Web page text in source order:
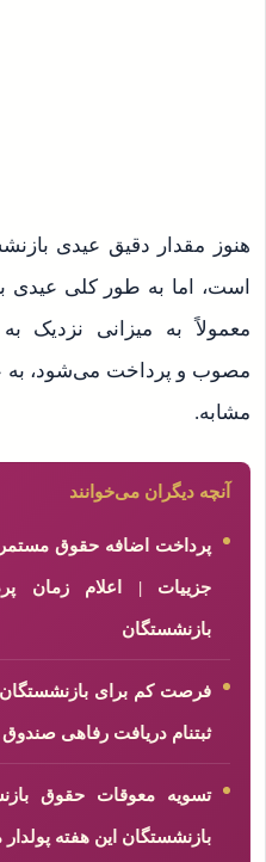
هنوز مقدار دقیق عیدی
است، اما به طور کلی عیدی
معمولاً به میزانی نزدیک
مصوب و پرداخت می‌شود، به
مشابه.
آنچه دیگران می‌خوانند
پرداخت اضافه حقوق
جزییات | اعلام زمان
بازنشستگان
فرصت کم برای بازنشستگان
ثبتنام دریافت رفاهی
تسویه معوقات حقوق
بازنشستگان این هفته